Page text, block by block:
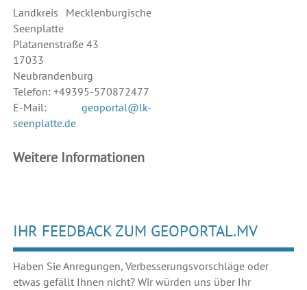
Landkreis Mecklenburgische
Seenplatte
Platanenstraße 43
17033
Neubrandenburg
Telefon: +49395-570872477
E-Mail: geoportal@lk-
seenplatte.de
Weitere Informationen
IHR FEEDBACK ZUM GEOPORTAL.MV
Haben Sie Anregungen, Verbesserungsvorschläge oder
etwas gefällt Ihnen nicht? Wir würden uns über Ihr